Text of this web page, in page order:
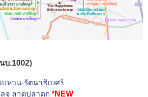
บ.1002)
แหวน-รัตนาธิเบศร์
ลจ ลาดปลาดุก *NEW